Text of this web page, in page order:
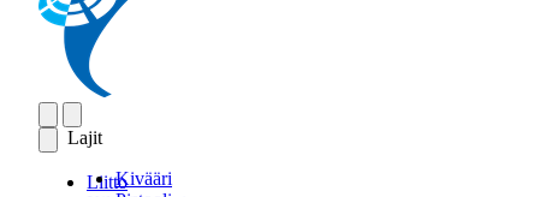
Lajit
Kivääri
Liitto